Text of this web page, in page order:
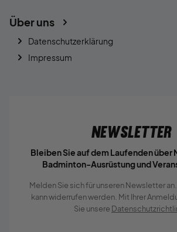
Über uns
Datenschutzerklärung
Impressum
Newsletter
Bleiben Sie auf dem Laufenden über
Badminton-Ausrüstung und
Melden Sie sich für unseren Newsletter
kann widerrufen werden. Mit Ihrer
Sie unsere